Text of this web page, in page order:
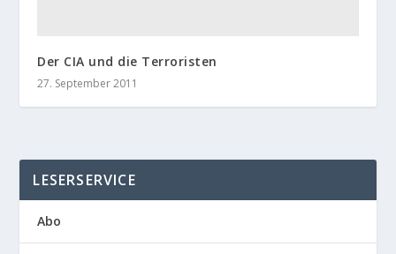
Der CIA und die Terroristen
27. September 2011
LESERSERVICE
Abo